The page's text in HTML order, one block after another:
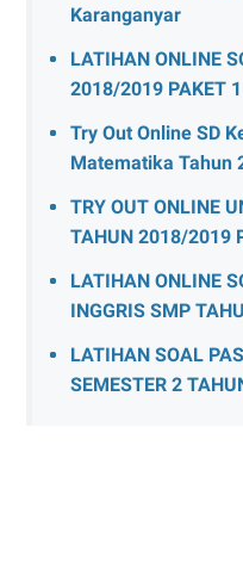
Karanganyar
LATIHAN ONLINE
2018/2019 PAKET 1
Try Out Online SD
Matematika Tahun
TRY OUT ONLINE
TAHUN 2018/2019
LATIHAN ONLINE
INGGRIS SMP
LATIHAN SOAL
SEMESTER 2